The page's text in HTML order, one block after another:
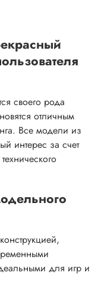
своего рода
отличным
Все модели из
интерес за счет
для игр и